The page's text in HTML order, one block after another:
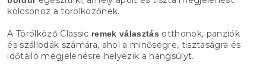
kölcsönöz a törölközőnek.
A Törölköző Classic remek választás otthonok, panziók
és szállodák számára, ahol a minőségre, tisztaságra és
időtálló megjelenésre helyezik a hangsúlyt.